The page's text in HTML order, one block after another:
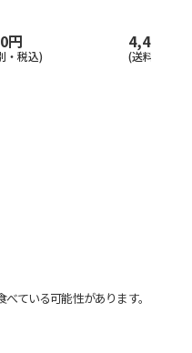
円
・税込)
4,400円
(送料別・税
ている可能性があります。